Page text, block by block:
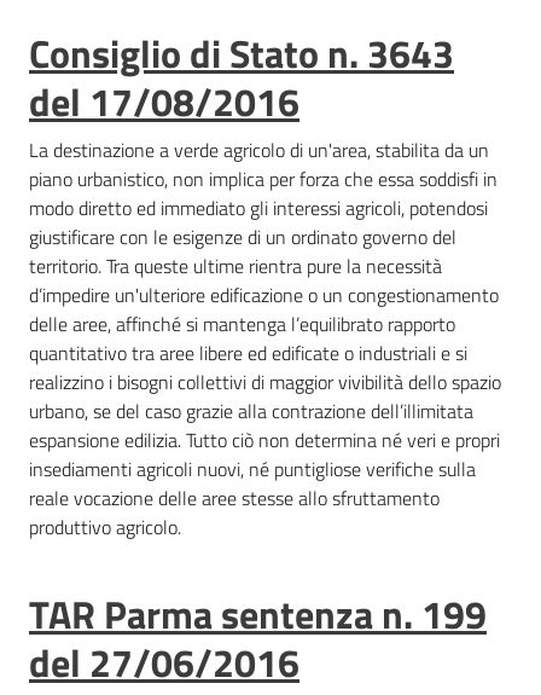
o
n
t
r
i
b
u
t
o
d
i
c
o
s
t
r
u
z
n
e
Consiglio di Stato n. 3643
del 17/08/2016
La destinazione a verde agricolo di un'area, stabilita da un
piano urbanistico, non implica per forza che essa soddisfi in
modo diretto ed immediato gli interessi agricoli, potendosi
giustificare con le esigenze di un ordinato governo del
territorio. Tra queste ultime rientra pure la necessità
d’impedire un'ulteriore edificazione o un congestionamento
delle aree, affinché si mantenga l’equilibrato rapporto
quantitativo tra aree libere ed edificate o industriali e si
realizzino i bisogni collettivi di maggior vivibilità dello spazio
urbano, se del caso grazie alla contrazione dell’illimitata
espansione edilizia. Tutto ciò non determina né veri e propri
insediamenti agricoli nuovi, né puntigliose verifiche sulla
reale vocazione delle aree stesse allo sfruttamento
produttivo agricolo.
TAR Parma sentenza n. 199
del 27/06/2016